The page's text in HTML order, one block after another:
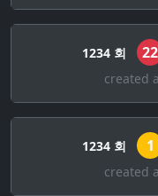
1234 회 22
created
1234 회 1
created